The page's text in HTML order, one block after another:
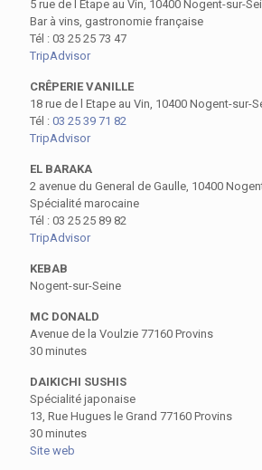
5 rue de l Etape au Vin, 10400 Nogent-sur-
Bar à vins, gastronomie française
Tél : 03 25 25 73 47
TripAdvisor
CRÊPERIE VANILLE
18 rue de l Etape au Vin, 10400 Nogent-sur-
Tél : 03 25 39 71 82
TripAdvisor
EL BARAKA
2 avenue du General de Gaulle, 10400
Spécialité marocaine
Tél : 03 25 25 89 82
TripAdvisor
KEBAB
Nogent-sur-Seine
MC DONALD
Avenue de la Voulzie 77160 Provins
30 minutes
DAIKICHI SUSHIS
Spécialité japonaise
13, Rue Hugues le Grand 77160 Provins
30 minutes
Site web